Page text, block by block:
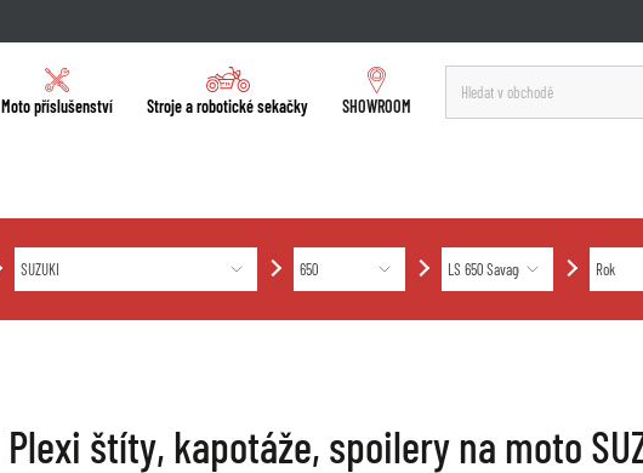
Moto příslušenství Stroje a robotické sekačky SHOWROOM
Plexi štíty, kapotáže, spoilery na moto